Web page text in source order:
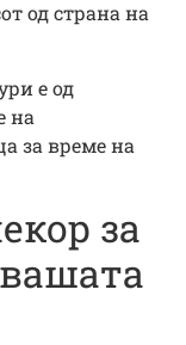
од страна на
е од
на
за време на
за